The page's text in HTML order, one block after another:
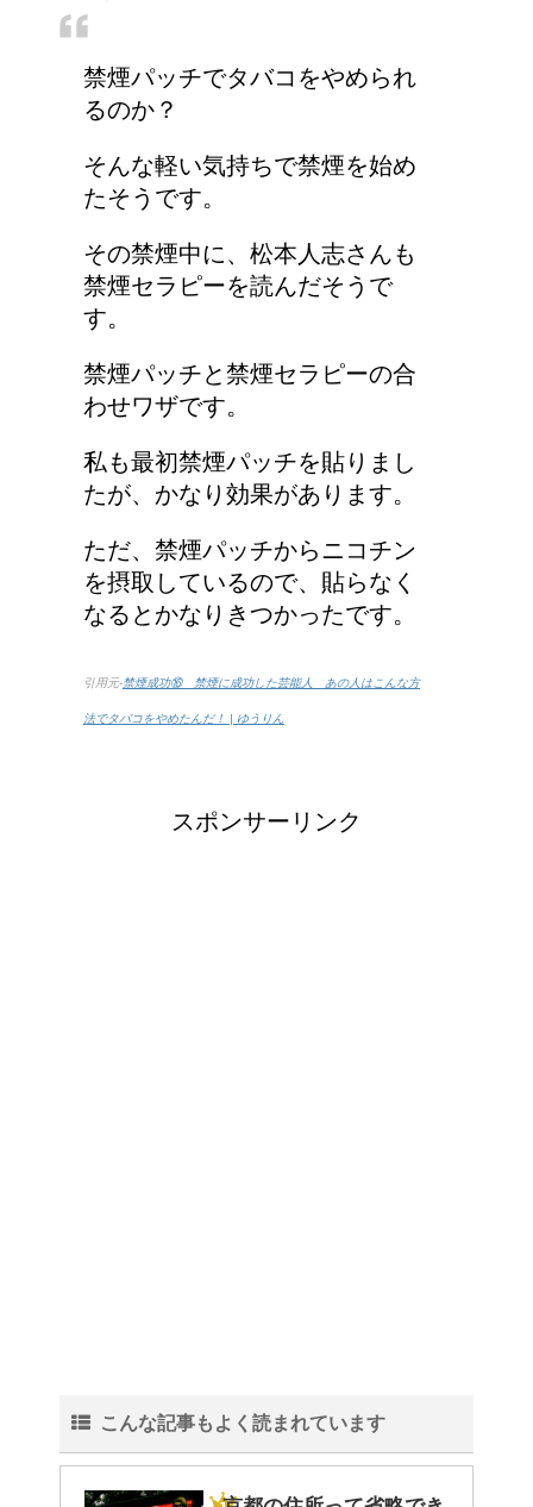
大学の成績の評価での
『優』の位置づけは？
から引かれる税金は月に
よって違う？
耳と肩が関係するの？耳
の違和感の原因は「肩こ
日本の徴兵年齢は？
禁煙パッチでタバコをやめられ
るのか？
そんな軽い気持ちで禁煙を始め
たそうです。
その禁煙中に、松本人志さんも
禁煙セラピーを読んだそうで
す。
禁煙パッチと禁煙セラピーの合
わせワザです。
私も最初禁煙パッチを貼りまし
たが、かなり効果があります。
ただ、禁煙パッチからニコチン
を摂取しているので、貼らなく
なるとかなりきつかったです。
引用元-禁煙成功⑯ 禁煙に成功した芸能人 あの人はこんな方
法でタバコをやめたんだ！ | ゆうりん
スポンサーリンク
こんな記事もよく読まれています